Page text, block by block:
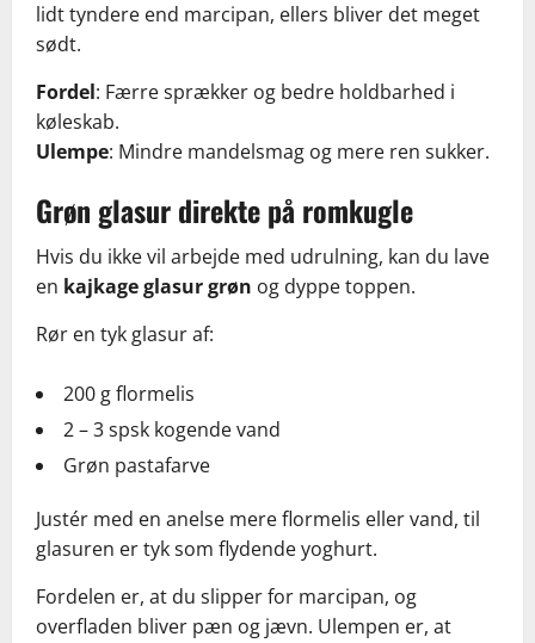
lidt tyndere end marcipan, ellers bliver det meget
sødt.
Fordel: Færre sprækker og bedre holdbarhed i
køleskab.
Ulempe: Mindre mandelsmag og mere ren sukker.
Grøn glasur direkte på romkugle
Hvis du ikke vil arbejde med udrulning, kan du lave
en kajkage glasur grøn og dyppe toppen.
Rør en tyk glasur af:
200 g flormelis
2 – 3 spsk kogende vand
Grøn pastafarve
Justér med en anelse mere flormelis eller vand, til
glasuren er tyk som flydende yoghurt.
Fordelen er, at du slipper for marcipan, og
overfladen bliver pæn og jævn. Ulempen er, at